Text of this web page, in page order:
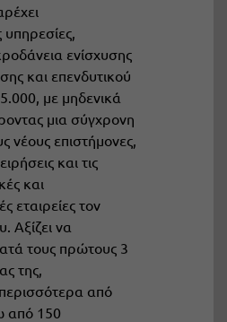
ενίσχυσης
και επενδυτικού
με μηδενικά
μια σύγχρονη
νέους επιστήμονες,
και τις
και
εταιρείες τον
Αξίζει να
τους πρώτους 3
της,
από
από 150